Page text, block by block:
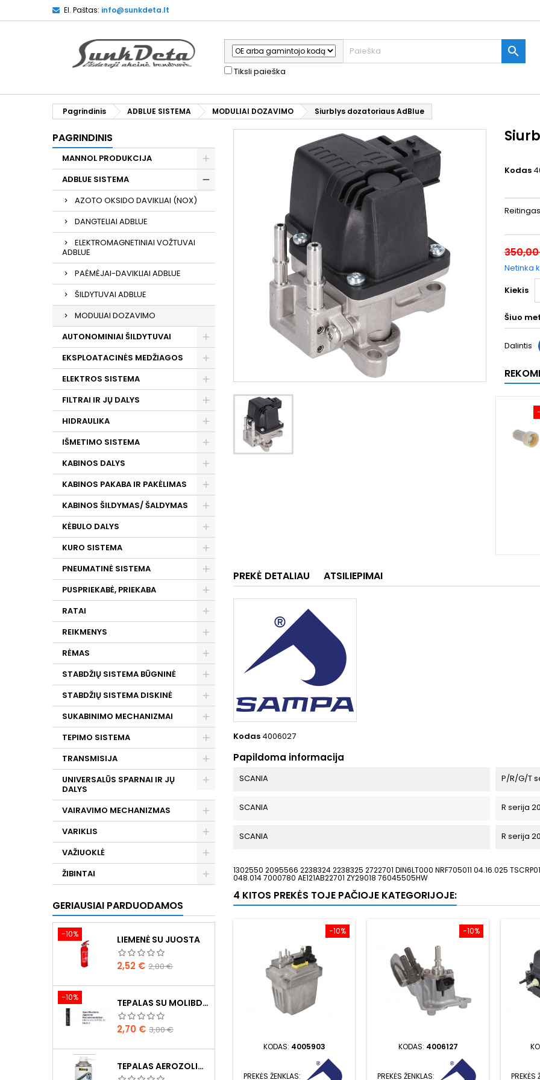
El. Paštas: info@sunkdeta.lt
Tiksli paieška

Pagrindinis ADBLUE SISTEMA MODULIAI DOZAVIMO Siurblys dozatoriaus AdBlue
PAGRINDINIS
MANNOL PRODUKCIJA
ADBLUE SISTEMA
AZOTO OKSIDO DAVIKLIAI (NOX)
DANGTELIAI ADBLUE
ELEKTROMAGNETINIAI VOŽTUVAI
ADBLUE
PAĖMĖJAI-DAVIKLIAI ADBLUE
ŠILDYTUVAI ADBLUE
MODULIAI DOZAVIMO
AUTONOMINIAI ŠILDYTUVAI
EKSPLOATACINĖS MEDŽIAGOS
ELEKTROS SISTEMA
FILTRAI IR JŲ DALYS
HIDRAULIKA
IŠMETIMO SISTEMA
KABINOS DALYS
KABINOS PAKABA IR PAKĖLIMAS
KABINOS ŠILDYMAS/ ŠALDYMAS
KĖBULO DALYS
KURO SISTEMA
PNEUMATINĖ SISTEMA
PUSPRIEKABĖ, PRIEKABA
RATAI
REIKMENYS
RĖMAS
STABDŽIŲ SISTEMA BŪGNINĖ
STABDŽIŲ SISTEMA DISKINĖ
SUKABINIMO MECHANIZMAI
TEPIMO SISTEMA
TRANSMISIJA
UNIVERSALŪS SPARNAI IR JŲ
DALYS
VAIRAVIMO MECHANIZMAS
VARIKLIS
VAŽIUOKLĖ
ŽIBINTAI
GERIAUSIAI PARDUODAMOS
−10% LIEMENĖ SU JUOSTA
Kaina
2,52 € Bazinė
2,80 €
−10% TEPALAS SU MOLIBDENU 400G MANNOL EP-2 MULTI-MOS2 ESTER
Kaina
2,70 € Bazinė
3,00 €
TEPALAS AEROZOLINIS SU LIČIU
Kodas
Reitingas
Netinka
Kiekis
Šiuo
Dalintis
PREKĖ DETALIAU ATSILIEPIMAI
Kodas 4006027
Papildoma informacija
SCANIA P/R/G/T
SCANIA R serija
SCANIA R serija
1302550 2095566 2238324 2238325 2722701 DIN6LT000 NRF705011 04.16.025
048.014 7000780 AE121AB22701 ZY29018 76045505HW
4 KITOS PREKĖS TOJE PAČIOJE KATEGORIJOJE:
−10%
KODAS: 4005903
PREKĖS ŽENKLAS:
−10%
KODAS: 4006127
PREKĖS ŽENKLAS: PREKĖS